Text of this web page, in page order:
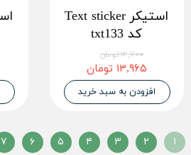
استیکر Text sticker
کد txt133
۱۴,۷۰۰ تومان
۱۳,۹۶۵ تومان
افزودن به سبد خرید
۱ ۲ ۳ ۴ ۵ ۶ ۷